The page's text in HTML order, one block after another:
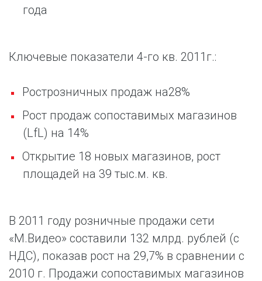
года
Ключевые показатели 4-го кв. 2011г.:
Рострозничных продаж на28%
Рост продаж сопоставимых магазинов
(LfL) на 14%
Открытие 18 новых магазинов, рост
площадей на 39 тыс.м. кв.
В 2011 году розничные продажи сети
«М.Видео» составили 132 млрд. рублей (с
НДС), показав рост на 29,7% в сравнении с
2010 г. Продажи сопоставимых магазинов